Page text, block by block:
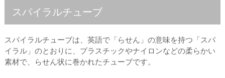
スパイラルチューブ
スパイラルチューブは、英語で「らせん」の意味を持つ「スパ
イラル」のとおりに、プラスチックやナイロンなどの柔らかい
素材で、らせん状に巻かれたチューブです。